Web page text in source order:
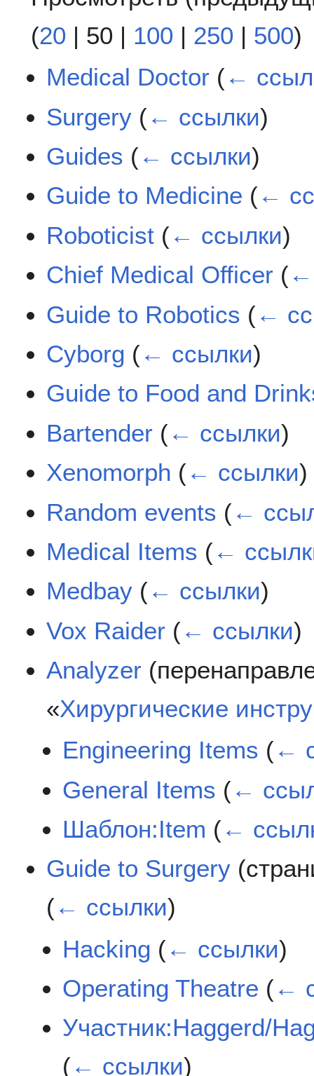
(20 | 50 | 100 | 250 | 500)
Medical Doctor (←
Surgery (← ссылки)
Guides (← ссылки)
Guide to Medicine (←
Roboticist (← ссылки)
Chief Medical Officer (←
Guide to Robotics (←
Cyborg (← ссылки)
Guide to Food and
Bartender (← ссылки)
Xenomorph (← ссылки)
Random events (←
Medical Items (←
Medbay (← ссылки)
Vox Raider (← ссылки)
Analyzer
«Хирургические
Engineering Items (←
General Items (←
Шаблон:Item (←
Guide to Surgery
(← ссылки)
Hacking (← ссылки)
Operating Theatre (←
Участник:Haggerd/
(← ссылки)